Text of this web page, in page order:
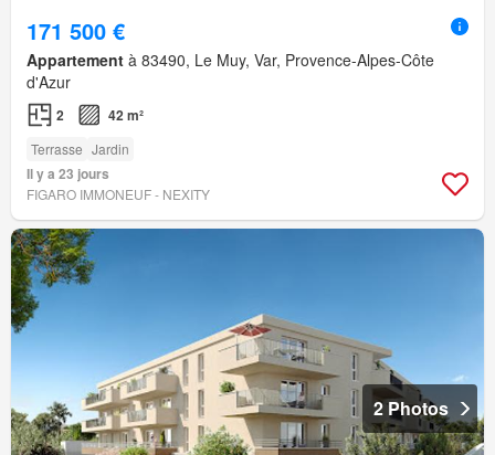
171 500 €
Appartement à 83490, Le Muy, Var, Provence-Alpes-Côte
d'Azur
2 42 m²
Terrasse Jardin
Il y a 23 jours
FIGARO IMMONEUF - NEXITY
2 Photos